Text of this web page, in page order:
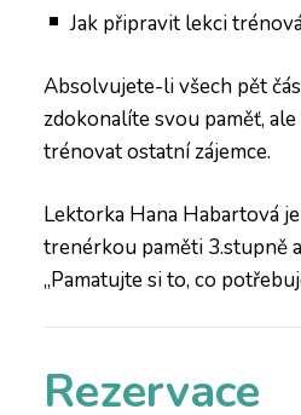
Jak připravit lekci
Absolvujete-li všech pět
zdokonalíte svou paměť,
trénovat ostatní zájemce.
Lektorka Hana Habartová
trenérkou paměti 3.stupně
„Pamatujte si to, co
Rezervace